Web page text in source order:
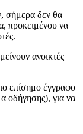
σήμερα δεν θα
προκειμένου να
ανοικτές
επίσημο έγγραφο
οδήγησης), για να